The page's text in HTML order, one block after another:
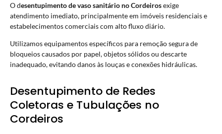
O desentupimento de vaso sanitário no Cordeirosexige
atendimento imediato, principalmente em imóveis residenciais e
estabelecimentos comerciais com alto fluxo diário.
Utilizamos equipamentos específicos para remoção segura de
bloqueios causados por papel, objetos sólidos ou descarte
inadequado, evitando danos às louças e conexões hidráulicas.
Desentupimento de Redes
Coletoras e Tubulações no
Cordeiros